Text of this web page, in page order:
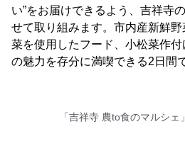
い”をお届けできるよう、吉祥寺
せて取り組みます。市内産新鮮
菜を使用したフード、小松菜作
の魅力を存分に満喫できる2日間
「吉祥寺 農to食のマルシ